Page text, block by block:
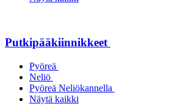
Putkipääkiinnikkeet
Pyöreä
Neliö
Pyöreä Neliökannella
Näytä kaikki